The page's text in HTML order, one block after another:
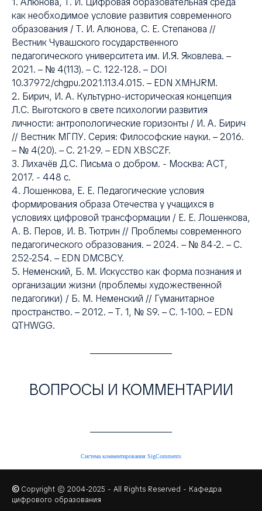
как необходимое условие развития современного
образования / Т. И. Алюнова, С. Е. Степанова //
Вестник Чувашского государственного
педагогического университета им. И.Я. Яковлева. –
2021. – № 4(113). – С. 122-128. – DOI
10.37972/chgpu.2021.113.4.015. – EDN XMHJRM.
2. Бирич, И. А. Культурно-историческая концепция
Л.С. Выготского в свете психологии развития
личности: антропологические горизонты / И. А. Бирич
// Вестник МГПУ. Серия: Философские науки. – 2016.
– № 4(20). – С. 21-29. – EDN XBSCZF.
3. Лихачёв Д.С. Письма о добром. - Москва: АСТ,
2017. - 448 с.
4. Лошенкова, Е. Е. Педагогические условия
формирования образа Отечества у учащихся в
условиях цифровой трансформации / Е. Е. Лошенкова,
А. В. Перов, И. В. Тютрин // Проблемы современного
педагогического образования. – 2024. – № 84-2. – С.
252-254. – EDN DMCBCY.
5. Неменский, Б. М. Искусство как форма познания и
организации жизни (проблемы художественной
педагогики) / Б. М. Неменский // Гуманитарное
пространство. – 2012. – Т. 1, № S9. – С. 1-100. – EDN
QTHWGG.
ВОПРОСЫ И КОММЕНТАРИИ
Система комментирования SigComments
© Copyright © 2004-2025 - All Rights Reserved - Кафедра
цифрового образования